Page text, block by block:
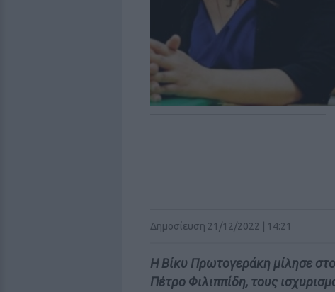
Δημοσίευση 21/12/2022 | 14:21
Η Βίκυ Πρωτογεράκη μίλησε
Πέτρο Φιλιππίδη, τους